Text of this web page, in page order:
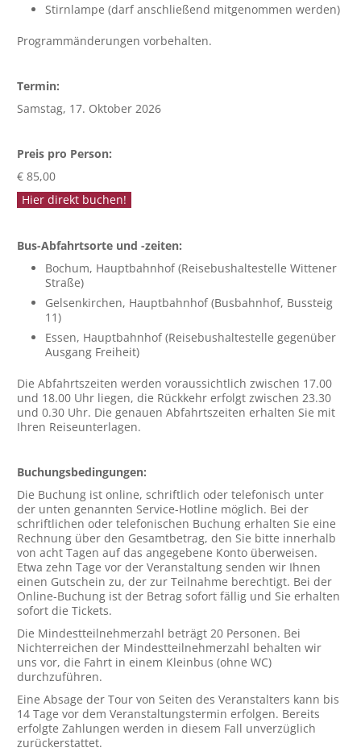
Stirnlampe (darf anschließend mitgenommen werden)
Programmänderungen vorbehalten.
Termin:
Samstag, 17. Oktober 2026
Preis pro Person:
€ 85,00
Hier direkt buchen!
Bus-Abfahrtsorte und -zeiten:
Bochum, Hauptbahnhof (Reisebushaltestelle Wittener
Straße)
Gelsenkirchen, Hauptbahnhof (Busbahnhof, Bussteig
11)
Essen, Hauptbahnhof (Reisebushaltestelle gegenüber
Ausgang Freiheit)
Die Abfahrtszeiten werden voraussichtlich zwischen 17.00
und 18.00 Uhr liegen, die Rückkehr erfolgt zwischen 23.30
und 0.30 Uhr. Die genauen Abfahrtszeiten erhalten Sie mit
Ihren Reiseunterlagen.
Buchungsbedingungen:
Die Buchung ist online, schriftlich oder telefonisch unter
der unten genannten Service-Hotline möglich. Bei der
schriftlichen oder telefonischen Buchung erhalten Sie eine
Rechnung über den Gesamtbetrag, den Sie bitte innerhalb
von acht Tagen auf das angegebene Konto überweisen.
Etwa zehn Tage vor der Veranstaltung senden wir Ihnen
einen Gutschein zu, der zur Teilnahme berechtigt. Bei der
Online-Buchung ist der Betrag sofort fällig und Sie erhalten
sofort die Tickets.
Die Mindestteilnehmerzahl beträgt 20 Personen. Bei
Nichterreichen der Mindestteilnehmerzahl behalten wir
uns vor, die Fahrt in einem Kleinbus (ohne WC)
durchzuführen.
Eine Absage der Tour von Seiten des Veranstalters kann bis
14 Tage vor dem Veranstaltungstermin erfolgen. Bereits
erfolgte Zahlungen werden in diesem Fall unverzüglich
zurückerstattet.